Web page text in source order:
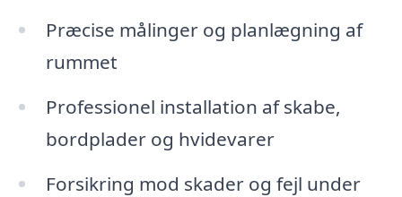
Præcise målinger og planlægning af
rummet
Professionel installation af skabe,
bordplader og hvidevarer
Forsikring mod skader og fejl under